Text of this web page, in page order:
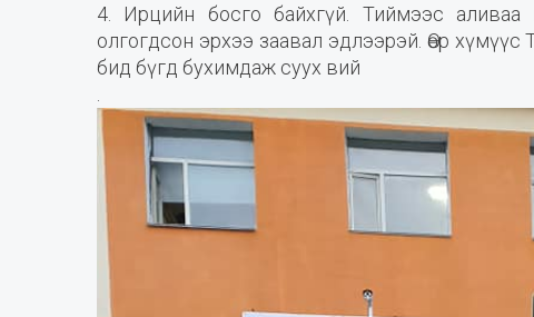
4. Ирцийн босго байхгүй. Тиймээс
олгогдсон эрхээ заавал эдлээрэй. Өөр
бид бүгд бухимдаж суух вий